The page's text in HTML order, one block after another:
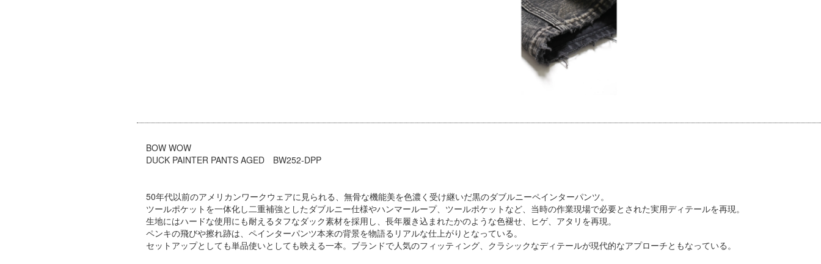
BOW WOW
DUCK PAINTER PANTS AGED BW252-DPP
50年代以前のアメリカンワークウェアに見られる、無骨な機能美を色濃く受け継いだ黒のダブルニーペインターパンツ。
ツールポケットを一体化し二重補強としたダブルニー仕様やハンマーループ、ツールポケットなど、当時の作業現場で必要とされた実用ディテールを再現。
生地にはハードな使用にも耐えるタフなダック素材を採用し、長年履き込まれたかのような色褪せ、ヒゲ、アタリを再現。
ペンキの飛びや擦れ跡は、ペインターパンツ本来の背景を物語るリアルな仕上がりとなっている。
セットアップとしても単品使いとしても映える一本。ブランドで人気のフィッティング、クラシックなディテールが現代的なアプローチともなっている。